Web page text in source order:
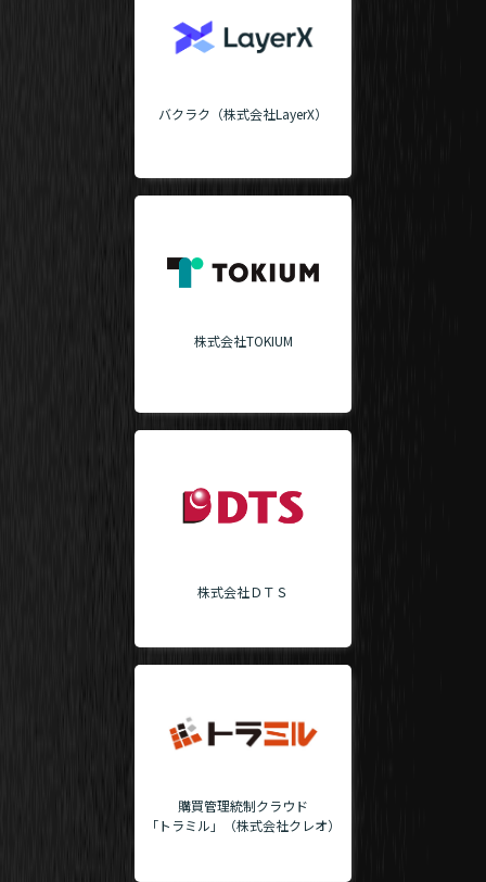
バクラク（株式会社LayerX）
株式会社TOKIUM
株式会社ＤＴＳ
購買管理統制クラウド
「トラミル」（株式会社クレオ）